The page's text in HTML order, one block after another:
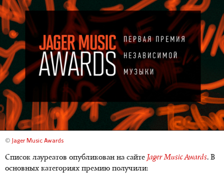
© Jager Music Awards
Список лауреатов опубликован на сайте Jager Music Awards. В
основных категориях премию получили: